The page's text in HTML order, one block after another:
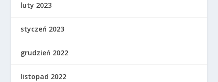
luty 2023
styczeń 2023
grudzień 2022
listopad 2022